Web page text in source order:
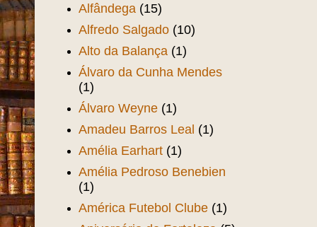
Alfândega (15)
Alfredo Salgado (10)
Alto da Balança (1)
Álvaro da Cunha Mendes
(1)
Álvaro Weyne (1)
Amadeu Barros Leal (1)
Amélia Earhart (1)
Amélia Pedroso Benebien
(1)
América Futebol Clube (1)